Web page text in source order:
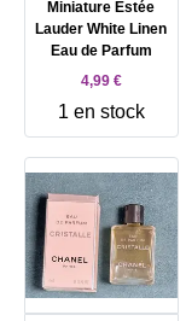
Miniature Estée
Lauder White Linen
Eau de Parfum
4,99 €
1 en stock